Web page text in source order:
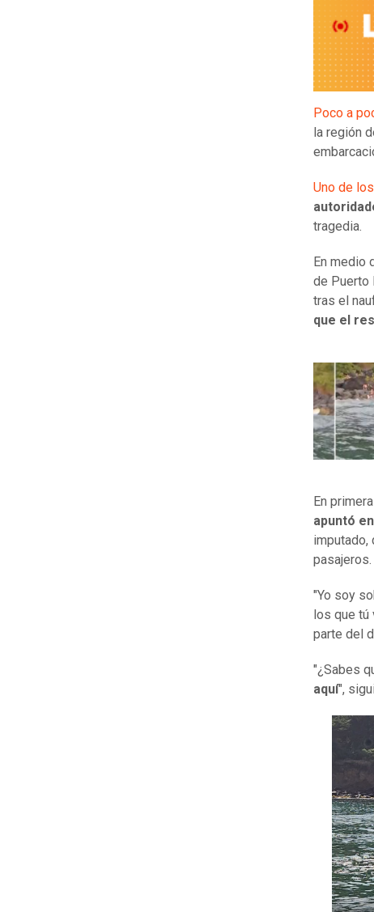
Poco a
la región
Uno de
tragedia.
En medio
de Puerto
tras el
que el
En
apuntó
imputado,
pasajeros.
"Yo soy
los que
parte del
"¿Sabes
aquí",